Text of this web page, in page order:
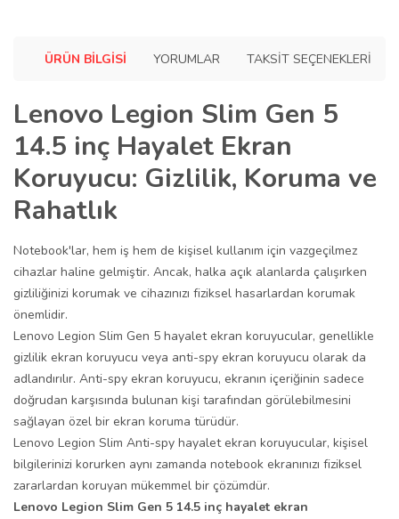
ÜRÜN BILGISI YORUMLAR TAKSIT SEÇENEKLERI
Lenovo Legion Slim Gen 5
14.5 inç Hayalet Ekran
Koruyucu: Gizlilik, Koruma ve
Rahatlık
Notebook'lar, hem iş hem de kişisel kullanım için vazgeçilmez
cihazlar haline gelmiştir. Ancak, halka açık alanlarda çalışırken
gizliliğinizi korumak ve cihazınızı fiziksel hasarlardan korumak
önemlidir.
Lenovo Legion Slim Gen 5 hayalet ekran koruyucular, genellikle
gizlilik ekran koruyucu veya anti-spy ekran koruyucu olarak da
adlandırılır. Anti-spy ekran koruyucu, ekranın içeriğinin sadece
doğrudan karşısında bulunan kişi tarafından görülebilmesini
sağlayan özel bir ekran koruma türüdür.
Lenovo Legion Slim Anti-spy hayalet ekran koruyucular, kişisel
bilgilerinizi korurken aynı zamanda notebook ekranınızı fiziksel
zararlardan koruyan mükemmel bir çözümdür.
Lenovo Legion Slim Gen 5 14.5 inç hayalet ekran